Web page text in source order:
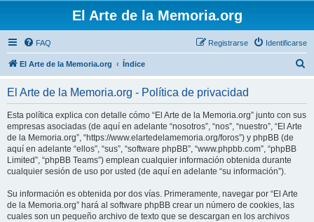
El Arte de la Memoria.org
FAQ Identificarse
Registrarse
El Arte de la Memoria.org Índice
El Arte de la Memoria.org - Política de privacidad
Esta política explica con detalle cómo “El Arte de la Memoria.org” junto con sus
empresas asociadas (de aquí en adelante “nosotros”, “nos”, “nuestro”, “El Arte
de la Memoria.org”, “https://www.elartedelamemoria.org/foros”) y phpBB (de
aquí en adelante “ellos”, “sus”, “software phpBB”, “www.phpbb.com”, “phpBB
Limited”, “phpBB Teams”) emplean cualquier información obtenida durante
cualquier sesión de uso por usted (de aquí en adelante “su información”).
Su información es obtenida por dos vías. Primeramente, navegar por “El Arte
de la Memoria.org” hará al software phpBB crear un número de cookies, las
cuales son un pequeño archivo de texto que se descargan en los archivos